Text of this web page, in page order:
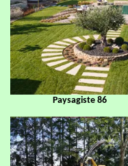
Paysagiste 86